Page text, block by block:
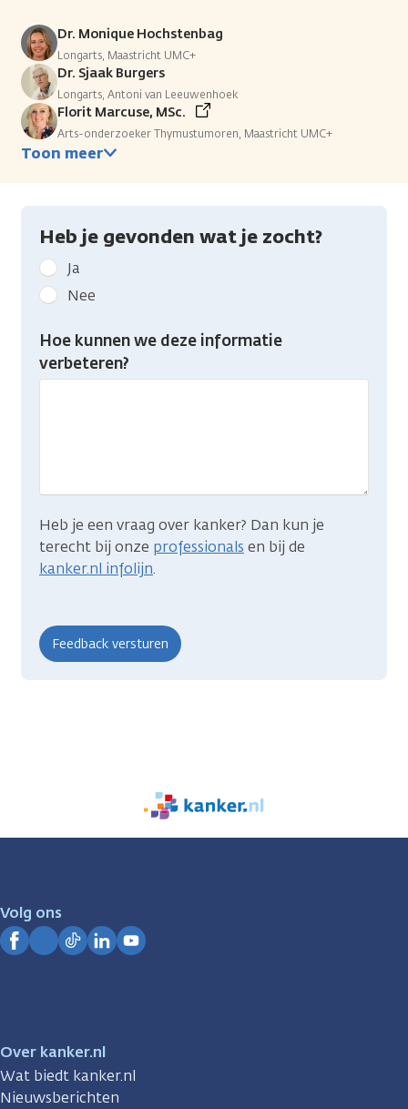
Dr. Monique Hochstenbag
Longarts, Maastricht UMC+
Dr. Sjaak Burgers
Longarts, Antoni van Leeuwenhoek
Florit Marcuse, MSc.
Arts-onderzoeker Thymustumoren, Maastricht UMC+
Toon meer
Heb je gevonden wat je zocht?
Geef
kanker.nl
feedback:
Heb
gevonden
Ja
Nee
Hoe kunnen we deze informatie
verbeteren?
Heb je een vraag over kanker? Dan kun je
terecht bij onze professionals en bij de
kanker.nl infolijn.
We
zijn
Volg ons
Over kanker.nl
Wat biedt kanker.nl
Nieuwsberichten